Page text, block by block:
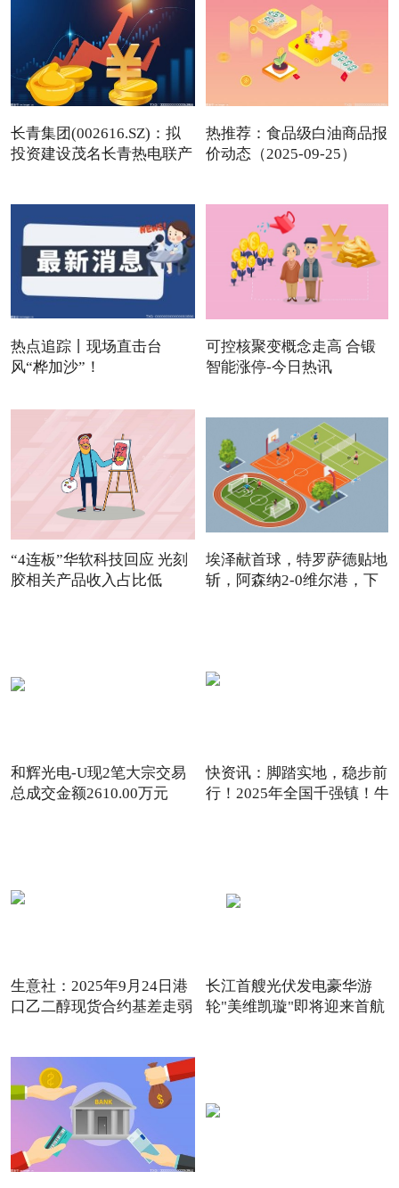
长青集团(002616.SZ)：拟
投资建设茂名长青热电联产
热推荐：食品级白油商品报
价动态（2025-09-25）
热点追踪丨现场直击台
风“桦加沙”！
可控核聚变概念走高 合锻
智能涨停-今日热讯
“4连板”华软科技回应 光刻
胶相关产品收入占比低
埃泽献首球，特罗萨德贴地
斩，阿森纳2-0维尔港，下
和辉光电-U现2笔大宗交易
总成交金额2610.00万元
快资讯：脚踏实地，稳步前
行！2025年全国千强镇！牛
生意社：2025年9月24日港
口乙二醇现货合约基差走弱
长江首艘光伏发电豪华游
轮"美维凯璇"即将迎来首航